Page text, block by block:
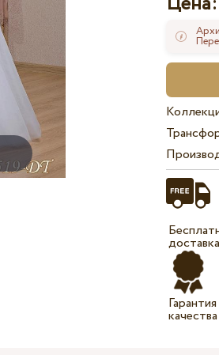
доставка
Гарантия
качества